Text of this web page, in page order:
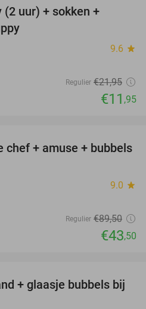
(2 uur) + sokken +
9.6 star
Regulier €21,95
€11 ,95
51%
chef + amuse + bubbels
9.0 star
Regulier €89,50
€43,50
32%
+ glaasje bubbels bij